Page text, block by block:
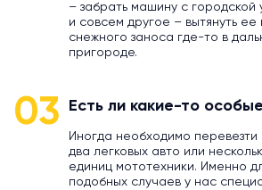
– забрать машину с городской
и совсем другое – вытянуть ее
снежного заноса где-то в
пригороде.
03 Есть ли какие-то
Иногда необходимо перевезти
два легковых авто или
единиц мототехники. Именно
подобных случаев у нас